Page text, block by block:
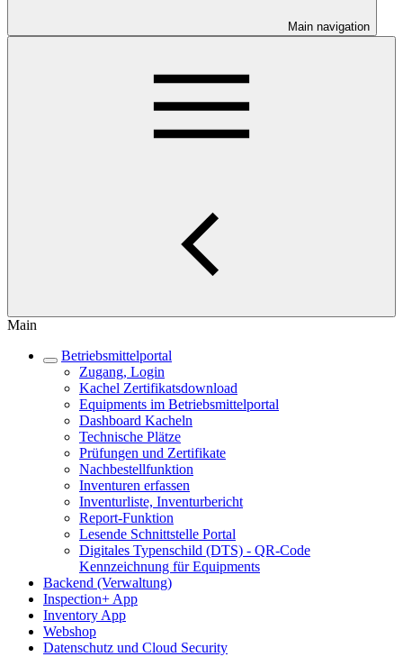
Main navigation
Main
Betriebsmittelportal
Zugang, Login
Kachel Zertifikatsdownload
Equipments im Betriebsmittelportal
Dashboard Kacheln
Technische Plätze
Prüfungen und Zertifikate
Nachbestellfunktion
Inventuren erfassen
Inventurliste, Inventurbericht
Report-Funktion
Lesende Schnittstelle Portal
Digitales Typenschild (DTS) - QR-Code
Kennzeichnung für Equipments
Backend (Verwaltung)
Inspection+ App
Inventory App
Webshop
Datenschutz und Cloud Security